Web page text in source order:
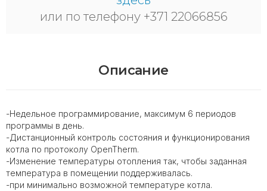
или по телефону +371 22066856
Описание
-Недельное программирование, максимум 6 периодов
программы в день.
-Дистанционный контроль состояния и функционирования
котла по протоколу OpenTherm.
-Изменение температуры отопления так, чтобы заданная
температура в помещении поддерживалась.
-при минимально возможной температуре котла.